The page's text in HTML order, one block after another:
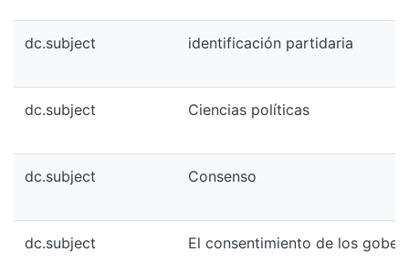
dc.subject identificación partidaria
dc.subject Ciencias políticas
dc.subject Consenso
dc.subject El consentimiento de los